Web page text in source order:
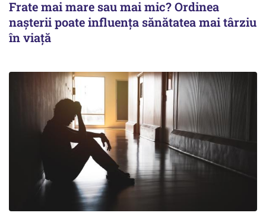
Frate mai mare sau mai mic? Ordinea
nașterii poate influența sănătatea mai târziu
în viață